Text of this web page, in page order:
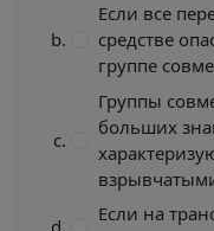
Если все
средстве
группе
Группы
больших
Если на